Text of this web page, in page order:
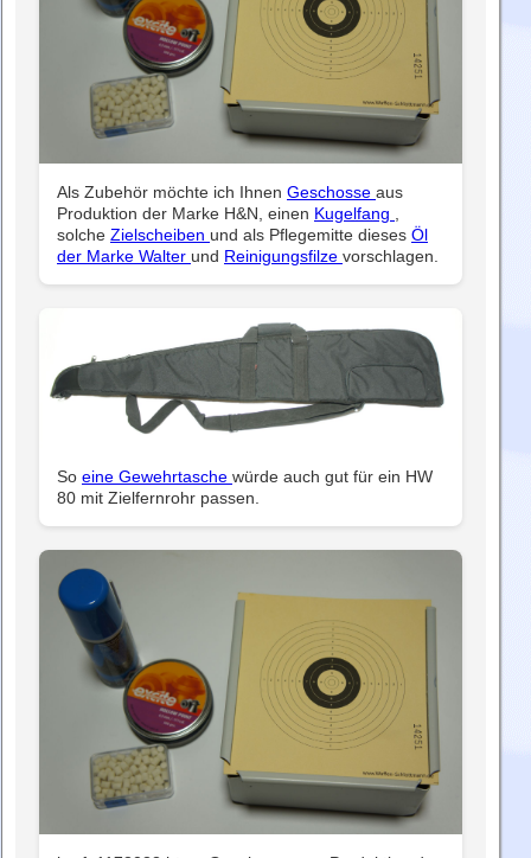
Als Zubehör möchte ich Ihnen Geschosse aus
Produktion der Marke H&N, einen Kugelfang
solche Zielscheiben und als Pflegemitte dieses Öl
der Marke Walter und Reinigungsfilze vorschlagen.
So eine Gewehrtasche würde auch gut für ein HW
80 mit Zielfernrohr passen.